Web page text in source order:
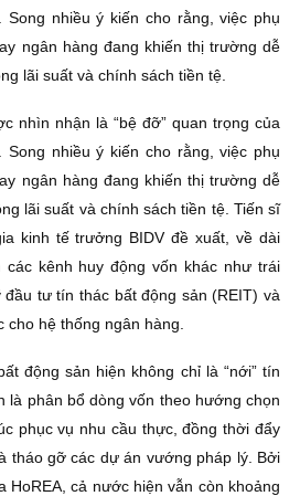
nhiều ý kiến cho rằng, việc phụ
ngân hàng đang khiến thị trường dễ
lãi suất và chính sách tiền tệ.
nhìn nhận là “bệ đỡ” quan trọng của
nhiều ý kiến cho rằng, việc phụ
ngân hàng đang khiến thị trường dễ
lãi suất và chính sách tiền tệ. Tiến sĩ
kinh tế trưởng BIDV đề xuất, về dài
các kênh huy động vốn khác như trái
đầu tư tín thác bất động sản (REIT) và
hệ thống ngân hàng.
động sản hiện không chỉ là “nới” tín
là phân bổ dòng vốn theo hướng chọn
phục vụ nhu cầu thực, đồng thời đẩy
tháo gỡ các dự án vướng pháp lý. Bởi
HoREA, cả nước hiện vẫn còn khoảng